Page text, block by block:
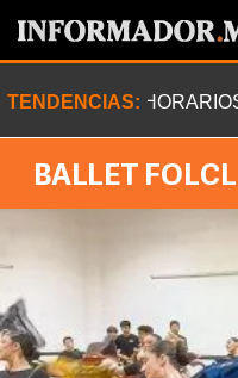
TENDENCIAS:
BALLET